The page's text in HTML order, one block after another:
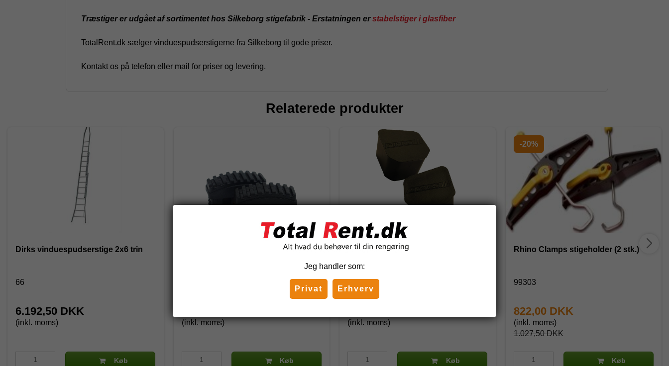
Træstiger er udgået af sortimentet hos Silkeborg stigefabrik - Erstatningen erstabelstiger i glasfiber
TotalRent.dk sælger vinduespudserstigerne fra Silkeborg til gode priser.
Kontakt os på telefon eller mail for priser og levering.
Relaterede produkter
Dirks vinduespudserstige 2x6 trin
66
6.192,50 DKK
(inkl. moms)
Køb
Stigefod Dirks Alustige - Sæt med 2
(inkl. moms)
Køb
Alustige trin-propper / Dirks (sæt
(inkl. moms)
Køb
-20%
Rhino Clamps stigeholder (2 stk.)
99303
1.027,50 DKK
822,00 DKK
(inkl. moms)
Køb
Jeg handler som:
Privat Erhverv